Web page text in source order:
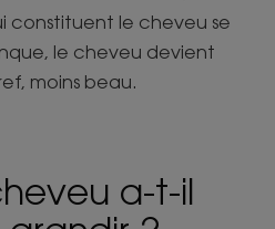
constituent le cheveu se
le cheveu devient
moins beau.
a-t-il